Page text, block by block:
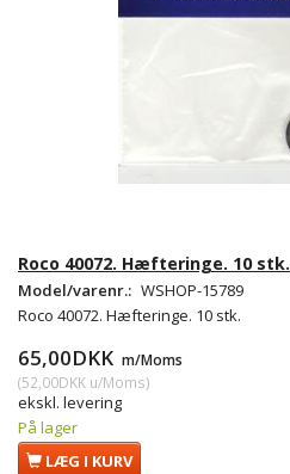
Roco 40072. Hæfteringe. 10 stk.
Model/varenr.: WSHOP-15789
Roco 40072. Hæfteringe. 10 stk.
65,00DKK m/Moms
(52,00DKK u/Moms)
ekskl. levering
På lager
LÆG I KURV